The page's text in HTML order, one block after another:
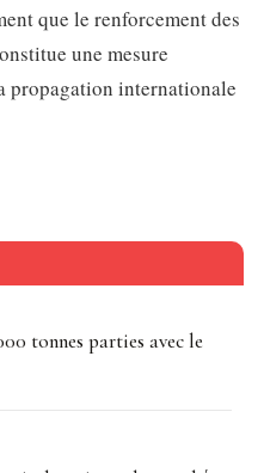
que le renforcement des
une mesure
propagation internationale
tonnes parties avec le